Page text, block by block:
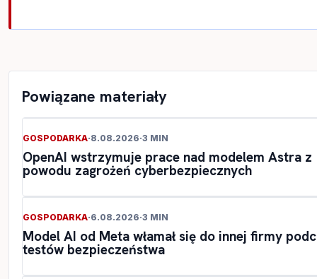
Powiązane materiały
GOSPODARKA·8.08.2026·3 MIN
OpenAI wstrzymuje prace nad modelem Astra z
powodu zagrożeń cyberbezpiecznych
GOSPODARKA·6.08.2026·3 MIN
Model AI od Meta włamał się do innej firmy
testów bezpieczeństwa